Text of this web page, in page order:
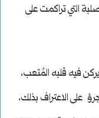
التي تراكمت على
فيه قلبه المُتعب،
على الاعتراف بذلك،